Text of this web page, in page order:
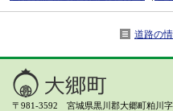
道路の
〒981-3592 宮城県黒川郡大郷町粕川